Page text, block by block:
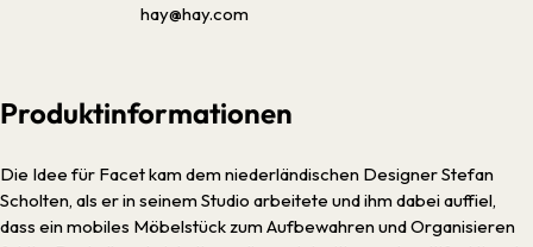
hay@hay.com
Produktinformationen
Die Idee für Facet kam dem niederländischen Designer Stefan
Scholten, als er in seinem Studio arbeitete und ihm dabei auffiel,
dass ein mobiles Möbelstück zum Aufbewahren und Organisieren